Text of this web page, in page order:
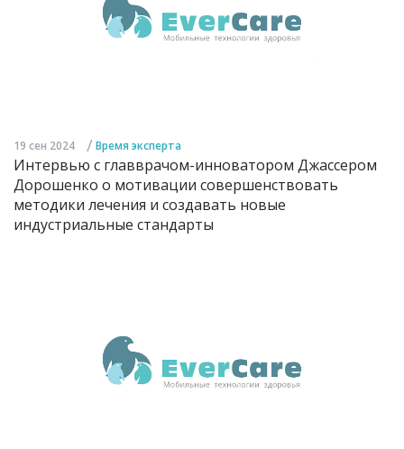
19 сен 2024 / Время эксперта
Интервью с главврачом-инноватором Джассером
Дорошенко о мотивации совершенствовать
методики лечения и создавать новые
индустриальные стандарты